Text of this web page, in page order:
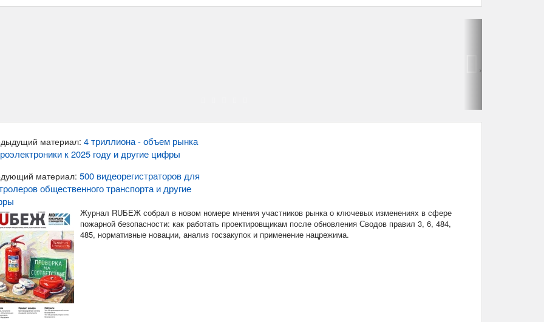
›
материал: 4 триллиона - объем рынка
к 2025 году и другие цифры
материал: 500 видеорегистраторов для
общественного транспорта и другие
Журнал RUБЕЖ собрал в новом номере мнения участников рынка о ключевых изменениях в сфере
пожарной безопасности: как работать проектировщикам после обновления Сводов правил 3, 6, 484,
485, нормативные новации, анализ госзакупок и применение нацрежима.